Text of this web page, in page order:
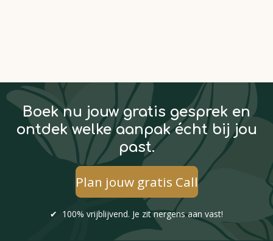
Boek nu jouw gratis gesprek en
ontdek welke aanpak écht bij jou
past.
Plan jouw gratis Call
✔ 100% vrijblijvend. Je zit nergens aan vast!